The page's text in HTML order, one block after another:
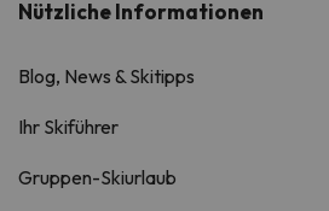
Nützliche Informationen
Blog, News & Skitipps
Ihr Skiführer
Gruppen-Skiurlaub